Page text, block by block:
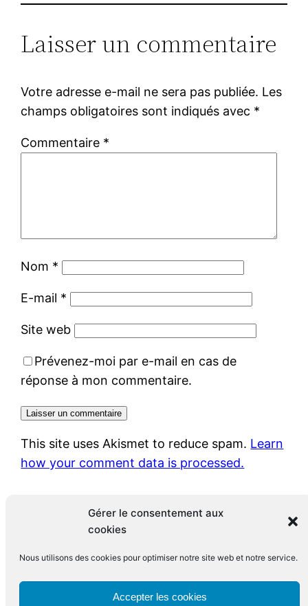
Gérer le consentement aux
cookies
Nous utilisons des cookies pour optimiser notre site web et notre service.
Accepter les cookies
Laisser un commentaire
Votre adresse e-mail ne sera pas publiée. Les
champs obligatoires sont indiqués avec *
Commentaire *
Nom *
E-mail *
Site web
Prévenez-moi par e-mail en cas de
réponse à mon commentaire.
This site uses Akismet to reduce spam. Learn
how your comment data is processed.
Le blog de François Leclerc